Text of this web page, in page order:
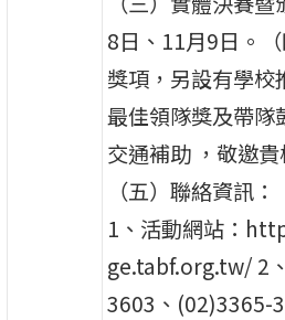
8日、11月9日。
獎項，另設有學校
最佳領隊獎及帶隊
交通補助 ，敬邀
（五）聯絡資訊：
1、活動網站：
ge.tabf.org.tw/ 2
3603、(02)3365-